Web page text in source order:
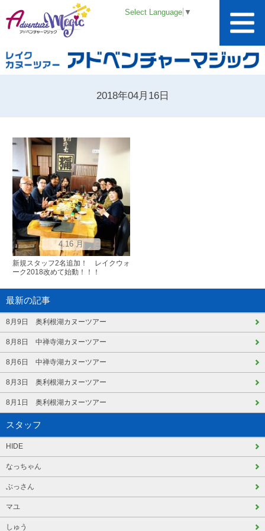
Select Language ▼
2018年04月16日
4.16 月
新規スタッフ2名追加！ レイクウォ
ーク2018改めて始動！！！
最新の記事
8月9日 奥利根湖カヌーツアー
8月8日 中禅寺湖カヌーツアー
8月6日 中禅寺湖カヌーツアー
8月3日 奥利根湖カヌーツアー
8月1日 奥利根湖カヌーツアー
スタッフ
HIDE
なっちゃん
ぶっさん
マユ
しゅう